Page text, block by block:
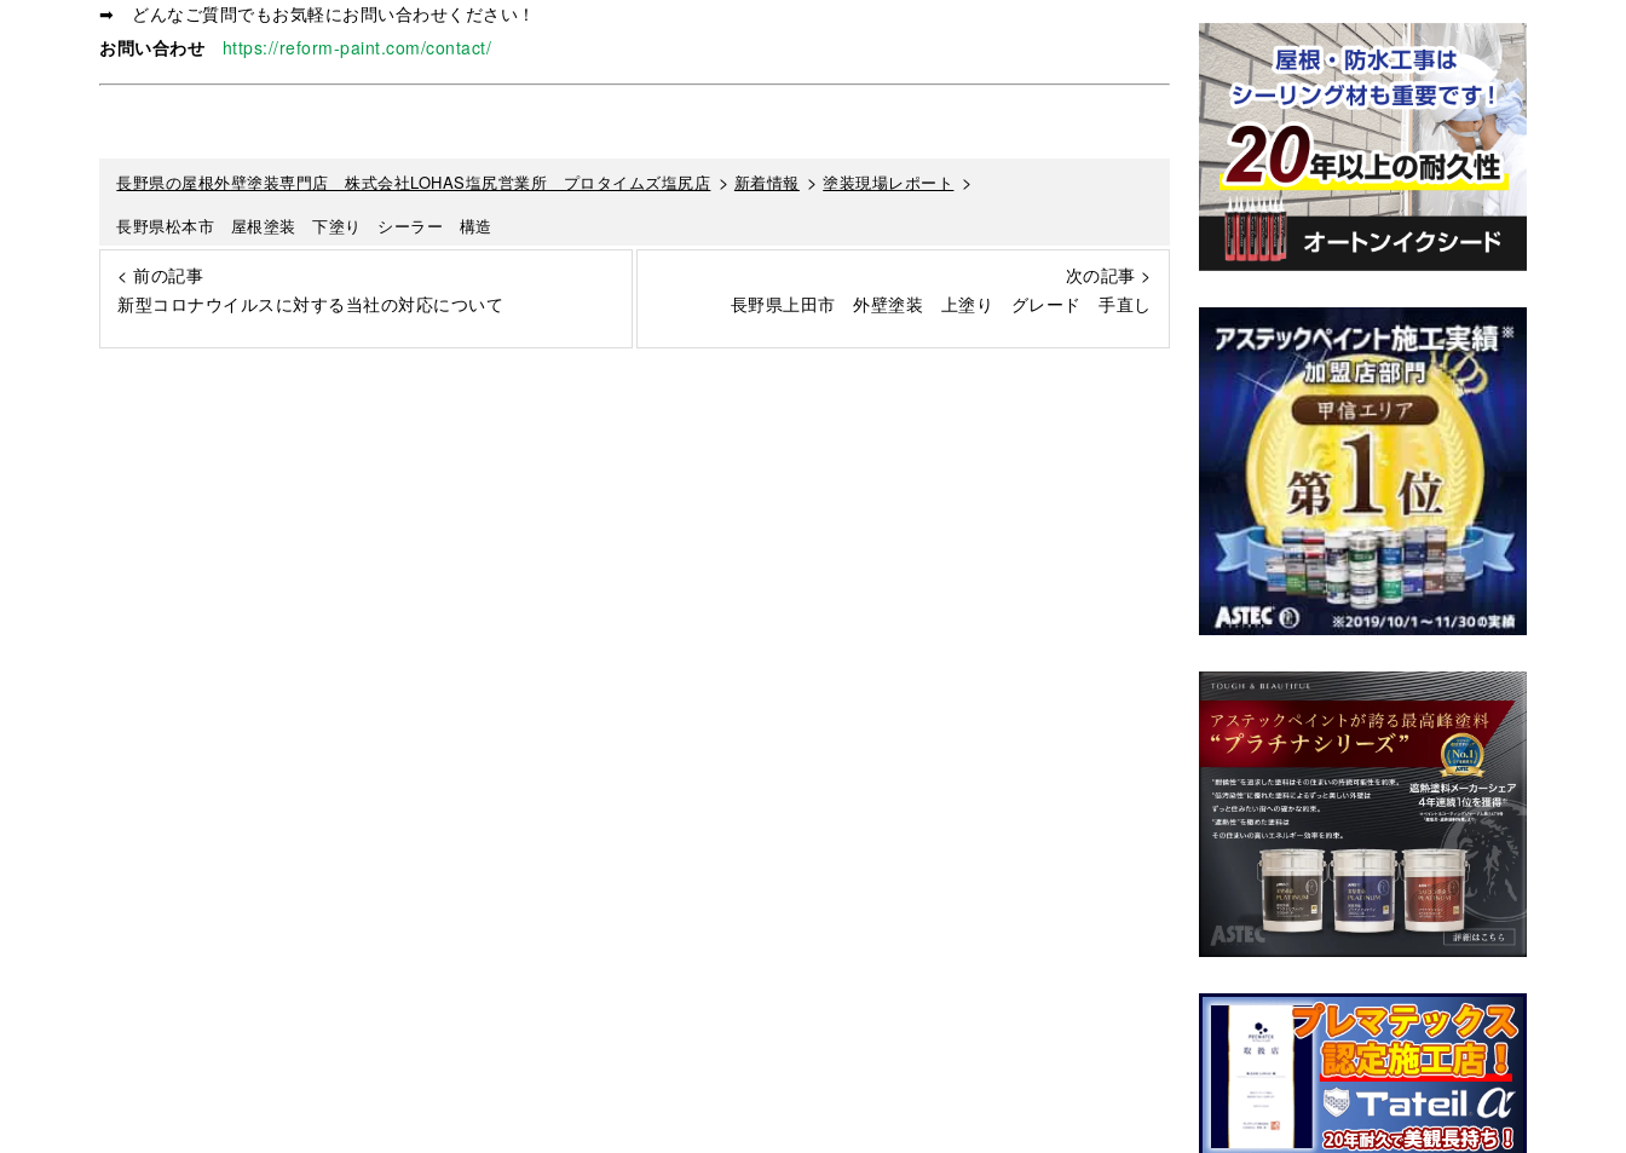
➡ どんなご質問でもお気軽にお問い合わせください！
お問い合わせ
https://reform-paint.com/contact/
長野県の屋根外壁塗装専門店 株式会社LOHAS塩尻営業所 プロタイムズ塩尻店 > 新着情報 >塗装現場レポート >
長野県松本市 屋根塗装 下塗り シーラー 構造
< 前の記事
新型コロナウイルスに対する当社の対応について
次の記事 >
長野県上田市 外壁塗装 上塗り グレード 手直し